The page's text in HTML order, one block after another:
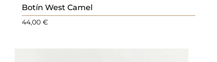
Botín West Camel
44,00 €